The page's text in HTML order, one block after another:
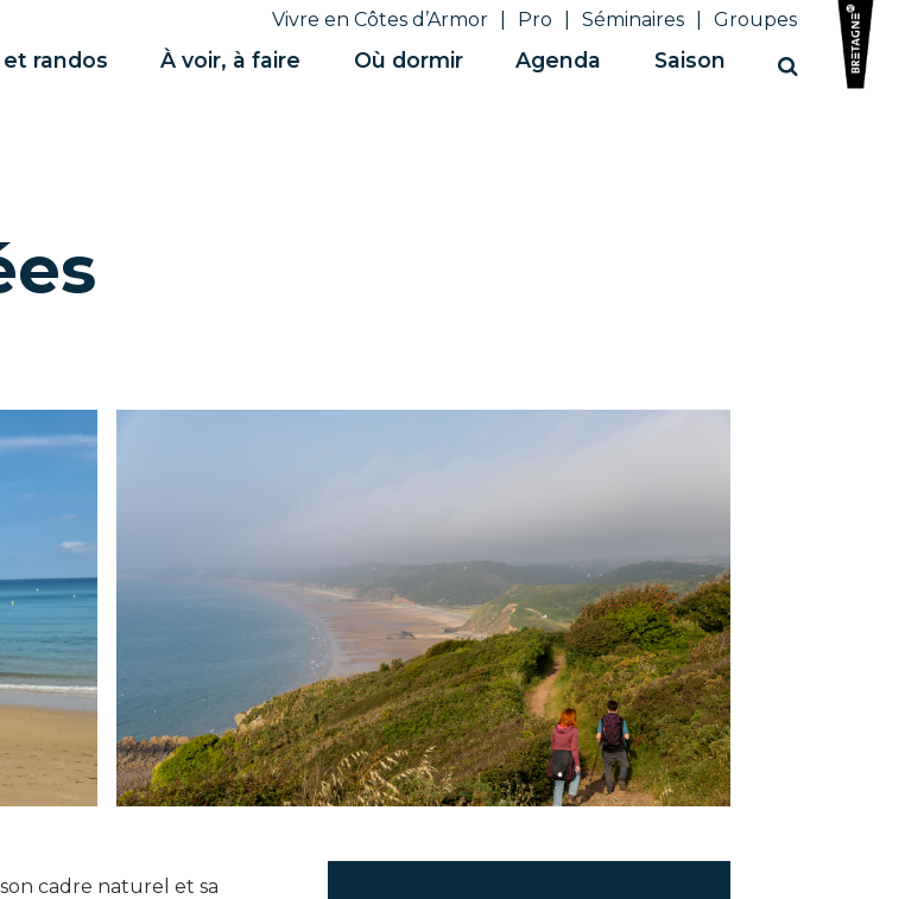
Vivre en Côtes d’Armor Pro Séminaires Groupes
randos À voir, à faire Où dormir Agenda Saison
cadre naturel et sa